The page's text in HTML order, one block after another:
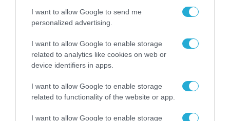
I want to allow Google to send me
personalized advertising.
I want to allow Google to enable storage
related to analytics like cookies on web or
device identifiers in apps.
I want to allow Google to enable storage
related to functionality of the website or app.
I want to allow Google to enable storage
για τα πρόστιμα σε
παραβάσεις που
Σ. Καλαφάτης: «Η
Τεχνητή Νοημοσύνη
δεν είναι απλώς μια
νέα τεχνολογία, είναι
μια νέα βιομηχανική
31.07.2026